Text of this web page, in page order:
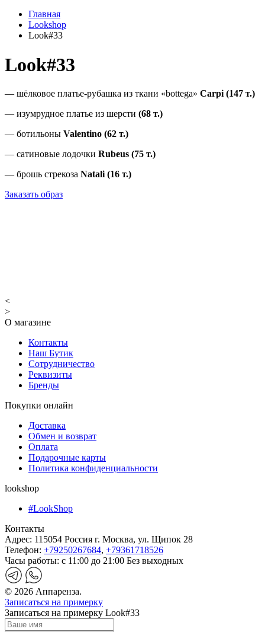
Главная
Lookshop
Look#33
Look#33
— шёлковое платье-рубашка из ткани «bottega» Carpi (147 т.)
— изумрудное платье из шерсти (68 т.)
— ботильоны Valentino (62 т.)
— сатиновые лодочки Rubeus (75 т.)
— брошь стрекоза Natali (16 т.)
Заказать образ
<
>
О магазине
Контакты
Наш Бутик
Сотрудничество
Реквизиты
Бренды
Покупки онлайн
Доставка
Обмен и возврат
Оплата
Подарочные карты
Политика конфиденциальности
lookshop
#LookShop
Контакты
Адрес: 115054 Россия г. Москва, ул. Щипок 28
Телефон: +79250267684, +79361718526
Часы работы: с 11:00 до 21:00 Без выходных
© 2026 Аппаренза.
Записаться на примерку
Записаться на примерку Look#33